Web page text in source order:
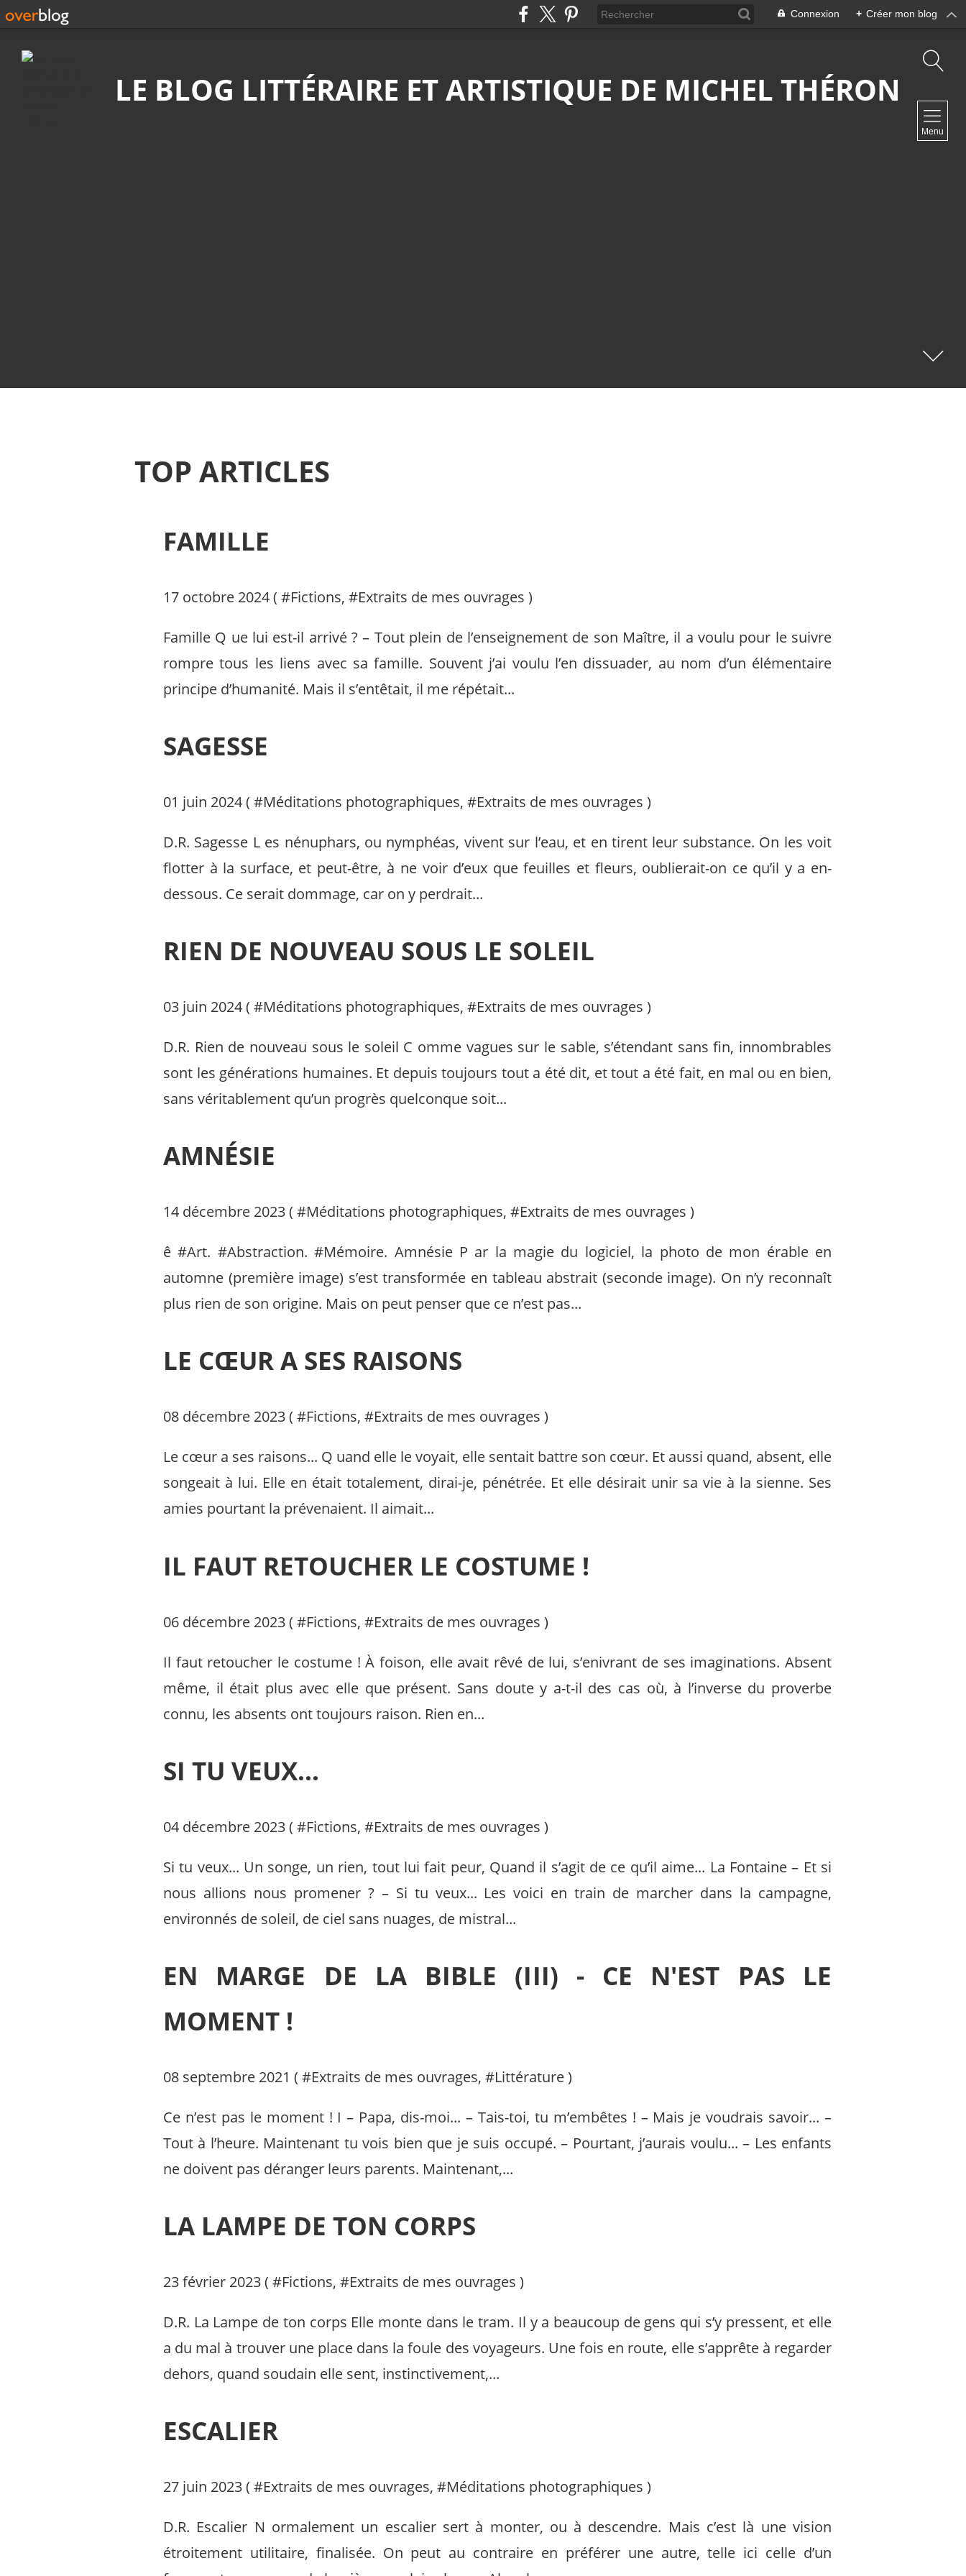
Connexion + Créer mon blog
LE BLOG LITTÉRAIRE ET ARTISTIQUE DE MICHEL THÉRON
Menu
TOP ARTICLES
FAMILLE
17 octobre 2024 ( #Fictions, #Extraits de mes ouvrages )
Famille Q ue lui est-il arrivé ? – Tout plein de l’enseignement de son Maître, il a voulu pour le suivre
rompre tous les liens avec sa famille. Souvent j’ai voulu l’en dissuader, au nom d’un élémentaire
principe d’humanité. Mais il s’entêtait, il me répétait...
SAGESSE
01 juin 2024 ( #Méditations photographiques, #Extraits de mes ouvrages )
D.R. Sagesse L es nénuphars, ou nymphéas, vivent sur l’eau, et en tirent leur substance. On les voit
flotter à la surface, et peut-être, à ne voir d’eux que feuilles et fleurs, oublierait-on ce qu’il y a en-
dessous. Ce serait dommage, car on y perdrait...
RIEN DE NOUVEAU SOUS LE SOLEIL
03 juin 2024 ( #Méditations photographiques, #Extraits de mes ouvrages )
D.R. Rien de nouveau sous le soleil C omme vagues sur le sable, s’étendant sans fin, innombrables
sont les générations humaines. Et depuis toujours tout a été dit, et tout a été fait, en mal ou en bien,
sans véritablement qu’un progrès quelconque soit...
AMNÉSIE
14 décembre 2023 ( #Méditations photographiques, #Extraits de mes ouvrages )
ê #Art. #Abstraction. #Mémoire. Amnésie P ar la magie du logiciel, la photo de mon érable en
automne (première image) s’est transformée en tableau abstrait (seconde image). On n’y reconnaît
plus rien de son origine. Mais on peut penser que ce n’est pas...
LE CŒUR A SES RAISONS
08 décembre 2023 ( #Fictions, #Extraits de mes ouvrages )
Le cœur a ses raisons... Q uand elle le voyait, elle sentait battre son cœur. Et aussi quand, absent, elle
songeait à lui. Elle en était totalement, dirai-je, pénétrée. Et elle désirait unir sa vie à la sienne. Ses
amies pourtant la prévenaient. Il aimait...
IL FAUT RETOUCHER LE COSTUME !
06 décembre 2023 ( #Fictions, #Extraits de mes ouvrages )
Il faut retoucher le costume ! À foison, elle avait rêvé de lui, s’enivrant de ses imaginations. Absent
même, il était plus avec elle que présent. Sans doute y a-t-il des cas où, à l’inverse du proverbe
connu, les absents ont toujours raison. Rien en...
SI TU VEUX...
04 décembre 2023 ( #Fictions, #Extraits de mes ouvrages )
Si tu veux... Un songe, un rien, tout lui fait peur, Quand il s’agit de ce qu’il aime... La Fontaine – Et si
nous allions nous promener ? – Si tu veux... Les voici en train de marcher dans la campagne,
environnés de soleil, de ciel sans nuages, de mistral...
EN MARGE DE LA BIBLE (III) - CE N'EST PAS LE
MOMENT !
08 septembre 2021 ( #Extraits de mes ouvrages, #Littérature)
Ce n’est pas le moment ! I – Papa, dis-moi... – Tais-toi, tu m’embêtes ! – Mais je voudrais savoir... –
Tout à l’heure. Maintenant tu vois bien que je suis occupé. – Pourtant, j’aurais voulu... – Les enfants
ne doivent pas déranger leurs parents. Maintenant,...
LA LAMPE DE TON CORPS
23 février 2023 ( #Fictions, #Extraits de mes ouvrages )
D.R. La Lampe de ton corps Elle monte dans le tram. Il y a beaucoup de gens qui s’y pressent, et elle
a du mal à trouver une place dans la foule des voyageurs. Une fois en route, elle s’apprête à regarder
dehors, quand soudain elle sent, instinctivement,...
ESCALIER
27 juin 2023 ( #Extraits de mes ouvrages, #Méditations photographiques )
D.R. Escalier N ormalement un escalier sert à monter, ou à descendre. Mais c’est là une vision
étroitement utilitaire, finalisée. On peut au contraire en préférer une autre, telle ici celle d’un
NAVIGATION